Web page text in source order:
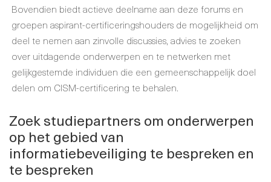
Bovendien biedt actieve deelname aan deze forums en
groepen aspirant-certificeringshouders de mogelijkheid om
deel te nemen aan zinvolle discussies, advies te zoeken
over uitdagende onderwerpen en te netwerken met
gelijkgestemde individuen die een gemeenschappelijk doel
delen om CISM-certificering te behalen.
Zoek studiepartners om onderwerpen
op het gebied van
informatiebeveiliging te bespreken en
te bespreken